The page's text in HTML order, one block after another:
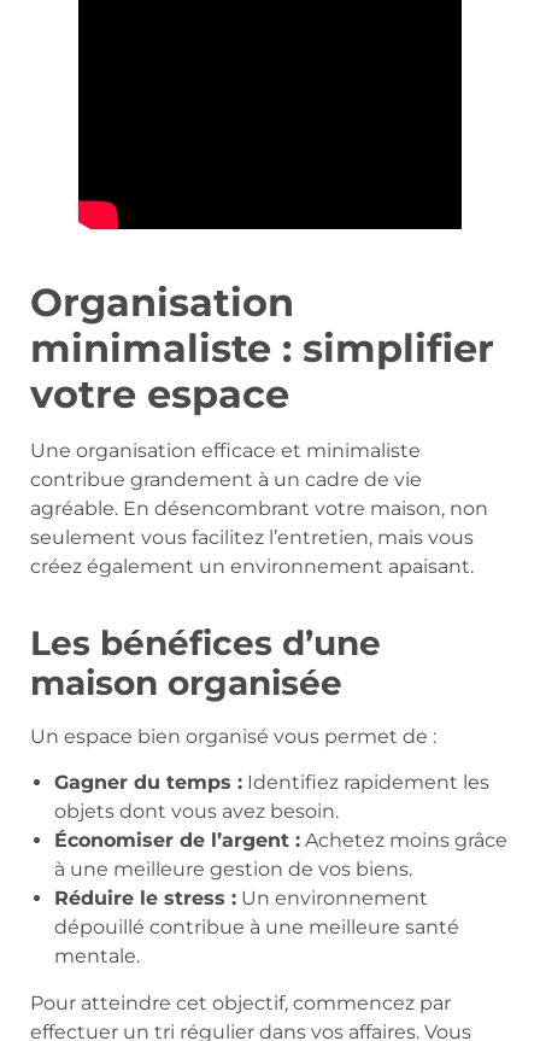
Organisation
minimaliste : simplifier
votre espace
Une organisation efficace et minimaliste
contribue grandement à un cadre de vie
agréable. En désencombrant votre maison, non
seulement vous facilitez l’entretien, mais vous
créez également un environnement apaisant.
Les bénéfices d’une
maison organisée
Un espace bien organisé vous permet de :
Gagner du temps : Identifiez rapidement les
objets dont vous avez besoin.
Économiser de l’argent : Achetez moins grâce
à une meilleure gestion de vos biens.
Réduire le stress : Un environnement
dépouillé contribue à une meilleure santé
mentale.
Pour atteindre cet objectif, commencez par
effectuer un tri régulier dans vos affaires. Vous